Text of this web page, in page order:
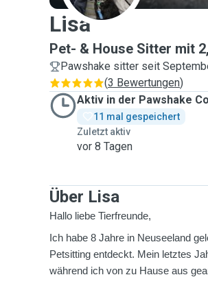
Lisa
Pet- & House Sitter mit
Pawshake sitter seit
(3 Bewertungen)
Aktiv in der Pawshake
11 mal gespeichert
Zuletzt aktiv
vor 8 Tagen
Über Lisa
Hallo liebe Tierfreunde,
Ich habe 8 Jahre in Neuseeland
Petsitting entdeckt. Mein letztes
während ich von zu Hause aus